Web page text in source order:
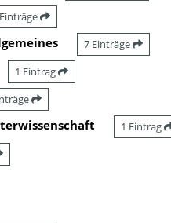
7 Einträge
1 Eintrag
1 Eintrag